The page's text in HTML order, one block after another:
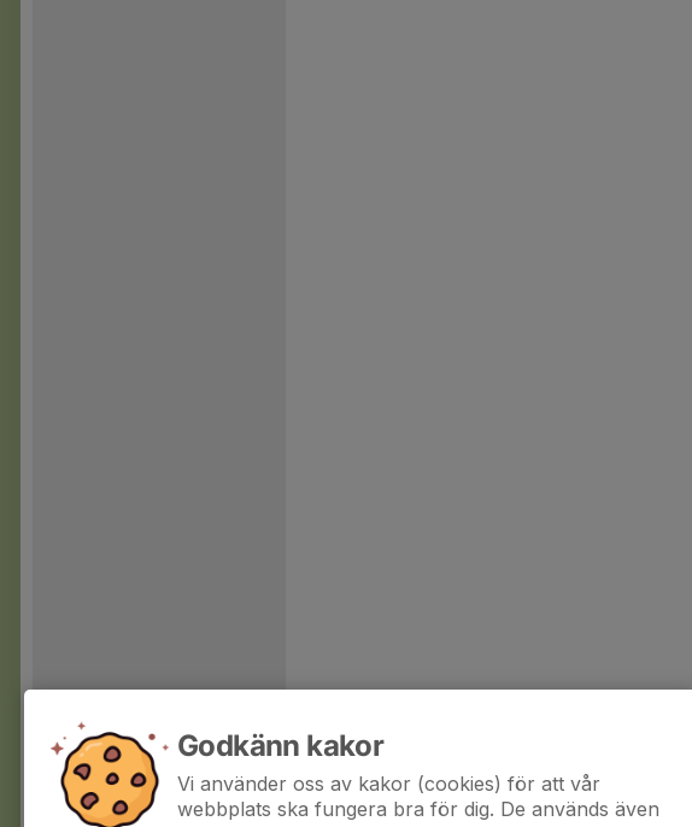
Godkänn kakor
Vi använder oss av kakor (cookies) för att vår
webbplats ska fungera bra för dig. De används även